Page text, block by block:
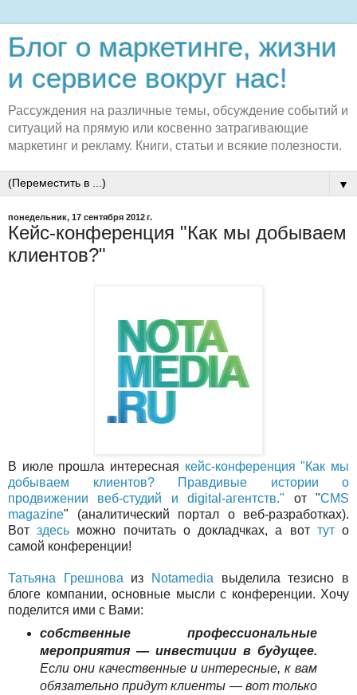
Блог о маркетинге, жизни
и сервисе вокруг нас!
Рассуждения на различные темы, обсуждение событий и
ситуаций на прямую или косвенно затрагивающие
маркетинг и рекламу. Книги, статьи и всякие полезности.
▼
понедельник, 17 сентября 2012 г.
Кейс-конференция "Как мы добываем
клиентов?"
В июле прошла интересная кейс-конференция "Как мы
добываем клиентов? Правдивые истории о
продвижении веб-студий и digital-агентств." от "CMS
magazine" (аналитический портал о веб-разработках).
Вотздесь можно почитать о докладчках, а вот туто
самой конференции!
Татьяна Грешнова из Notamedia выделила тезисно в
блоге компании, основные мысли с конференции. Хочу
поделится ими с Вами:
собственные профессиональные
мероприятия — инвестиции в будущее.
Если они качественные и интересные, к вам
обязательно придут клиенты — вот только